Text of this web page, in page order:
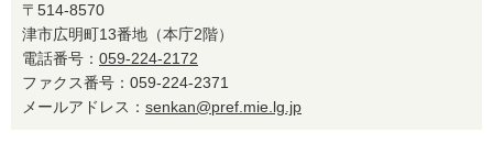
〒514-8570
津市広明町13番地（本庁2階）
電話番号： 059-224-2172
ファクス番号：059-224-2371
メールアドレス： senkan@pref.mie.lg.jp